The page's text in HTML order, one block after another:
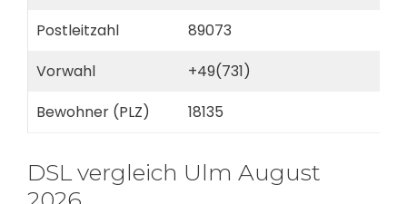
Postleitzahl
89073
Vorwahl
+49(731)
Bewohner (PLZ)
18135
DSL vergleich Ulm August